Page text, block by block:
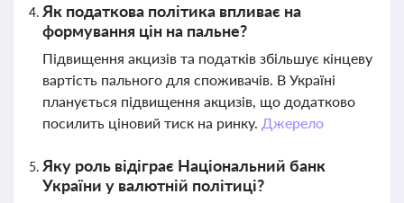
Як податкова політика впливає на
формування цін на пальне?
Підвищення акцизів та податків збільшує кінцеву
вартість пального для споживачів. В Україні
планується підвищення акцизів, що додатково
посилить ціновий тиск на ринку. Джерело
Яку роль відіграє Національний банк
України у валютній політиці?